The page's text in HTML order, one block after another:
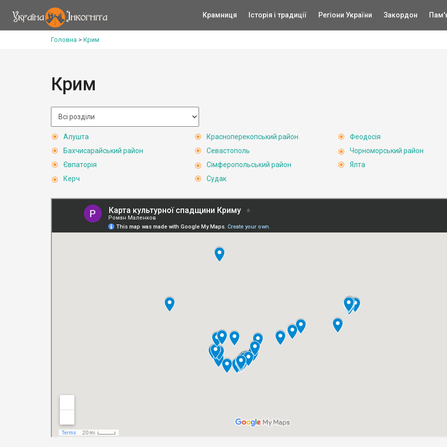
Крамниця Історія і традиції Регіони України Закордон
Головна > Крим
Крим
Алушта
Бахчисарайський район
Євпаторія
Керч
Красноперекопський район
Севастополь
Сімферопольський район
Судак
Феодосія
Чорноморський район
Ялта